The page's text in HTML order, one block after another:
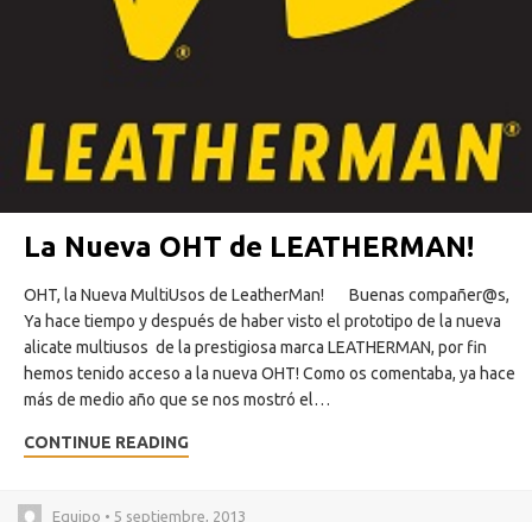
La Nueva OHT de LEATHERMAN!
OHT, la Nueva MultiUsos de LeatherMan! Buenas compañer@s,
Ya hace tiempo y después de haber visto el prototipo de la nueva
alicate multiusos de la prestigiosa marca LEATHERMAN, por fin
hemos tenido acceso a la nueva OHT! Como os comentaba, ya hace
más de medio año que se nos mostró el…
CONTINUE READING
Equipo • 5 septiembre, 2013